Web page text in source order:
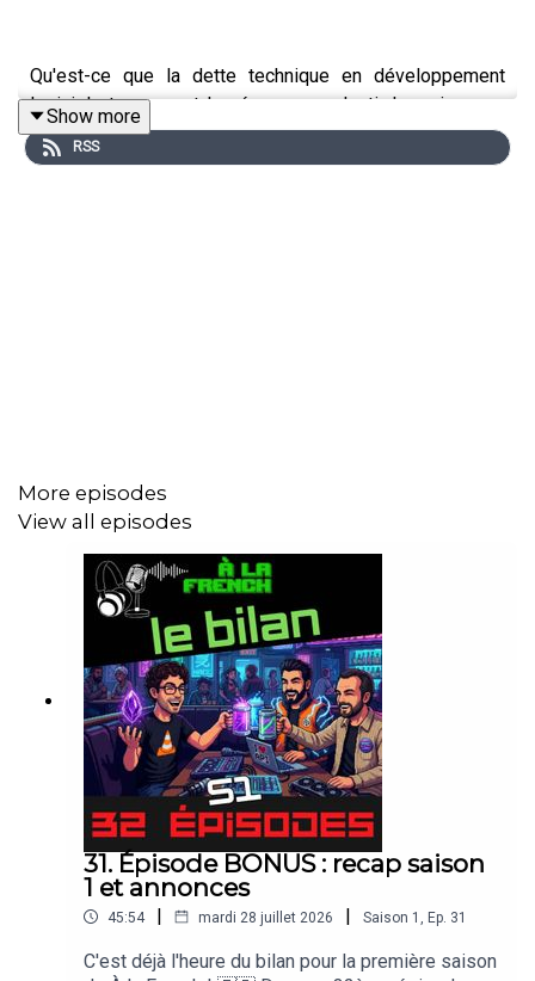
Qu'est-ce que la dette technique en développement
logiciel et comment la gérer sans ralentir la croissance
de votre startup ? 🚀 Dans ce nouvel épisode deLa
French, Steeve, JB et Mehdi s'attaquent au plus grand
Dans ce podcast, on analyse pourquoi lancer une
réécriture totale d'une application (le "full rewrite") est
presque toujours une erreur stratégique. On décrypte la
différence fondamentale entre du Code Legacy et de la
dette assumée , et on vous partage des méthodes
concrètes d'ingénierie logicielle pour assainir votre base
de code : le Strangler Pattern , l'approche API First ,
l'utilisation de reverse proxies , et la fameuse "règle des
4 jours" pour le refactoring.
Enfin, on débat de l'impact de l'intelligence artificielle
(Claude, ChatGPT) sur la génération de code : l'IA va-t-
l'empirer ? 🤖
Show more
RSS
More episodes
View all episodes
31. Épisode BONUS : recap saison
1 et annonces
45:54 | mardi 28 juillet 2026 | Saison 1 Ep. 31
C'est déjà l'heure du bilan pour la première saison